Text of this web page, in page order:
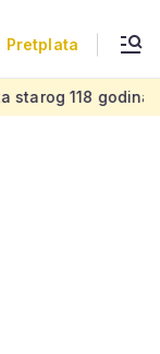
Pretplata
118 godina: